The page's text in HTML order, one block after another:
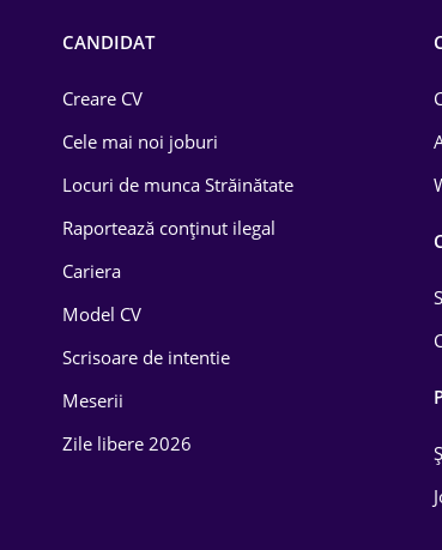
Drept
Educație / Training
Energetică
Farma
CANDIDAT
Creare CV
Cele mai noi joburi
Locuri de munca Străinătate
Raportează conținut ilegal
Cariera
Model CV
Scrisoare de intentie
Meserii
Zile libere 2026